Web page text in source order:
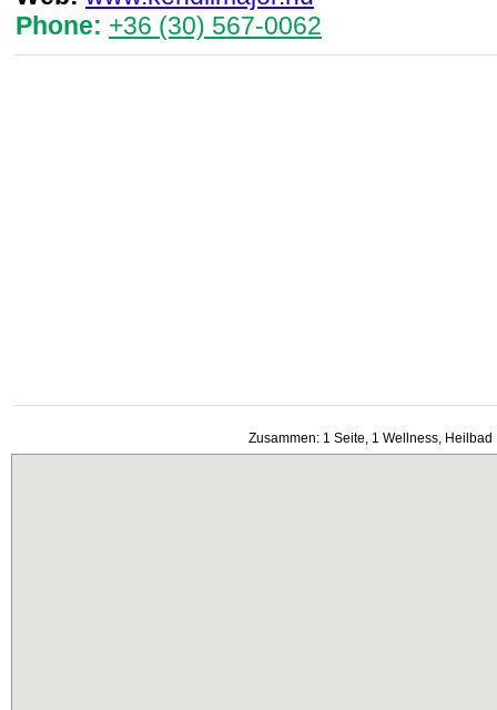
Phone: +36 (30) 567-0062
Zusammen: 1 Seite, 1 Wellness, Heilbad